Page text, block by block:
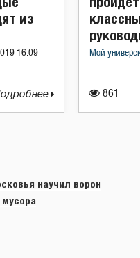
из
16:09
861
Мой
научил ворон